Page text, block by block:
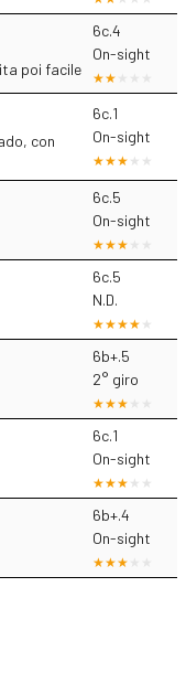
poi facile
6c.4
On-sight
con
6c.1
On-sight
6c.5
On-sight
6c.5
N.D.
6b+.5
2° giro
6c.1
On-sight
6b+.4
On-sight